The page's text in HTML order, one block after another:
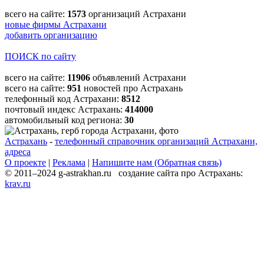
всего на сайте: 1573 организаций Астрахани
новые фирмы Астрахани
добавить организацию
ПОИСК по сайту
всего на сайте: 11906 объявлений Астрахани
всего на сайте: 951 новостей про Астрахань
телефонный код Астрахани: 8512
почтовый индекс Астрахань: 414000
автомобильный код региона: 30
Астрахань - телефонный справочник организаций Астрахани,
адреса
О проекте | Реклама | Напишите нам (Обратная связь)
© 2011–2024 g-astrakhan.ru создание сайта про Астрахань:
krav.ru